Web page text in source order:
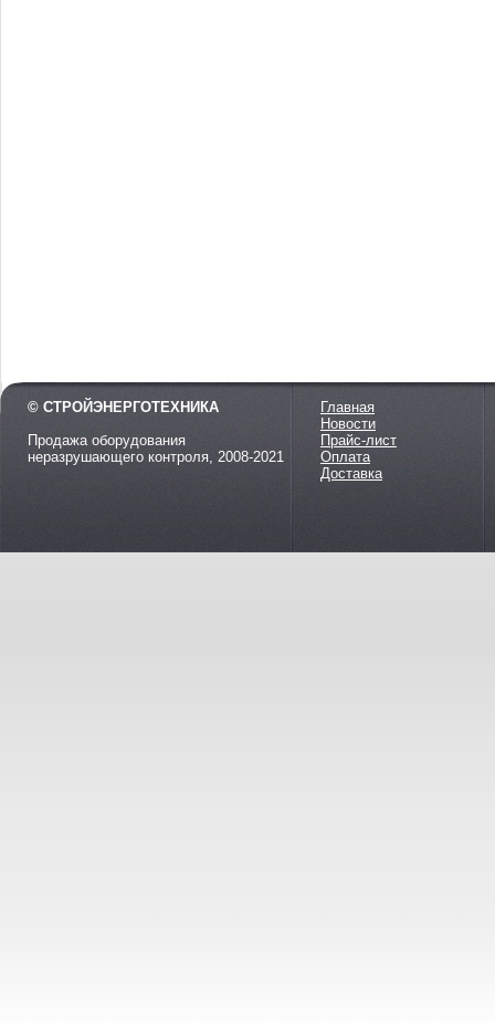
© СТРОЙЭНЕРГОТЕХНИКА
Продажа оборудования
неразрушающего контроля, 2008-2021
Главная
Новости
Прайс-лист
Оплата
Доставка